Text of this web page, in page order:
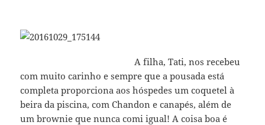
A filha, Tati, nos recebeu
com muito carinho e sempre que a pousada está
completa proporciona aos hóspedes um coquetel à
beira da piscina, com Chandon e canapés, além de
um brownie que nunca comi igual! A coisa boa é